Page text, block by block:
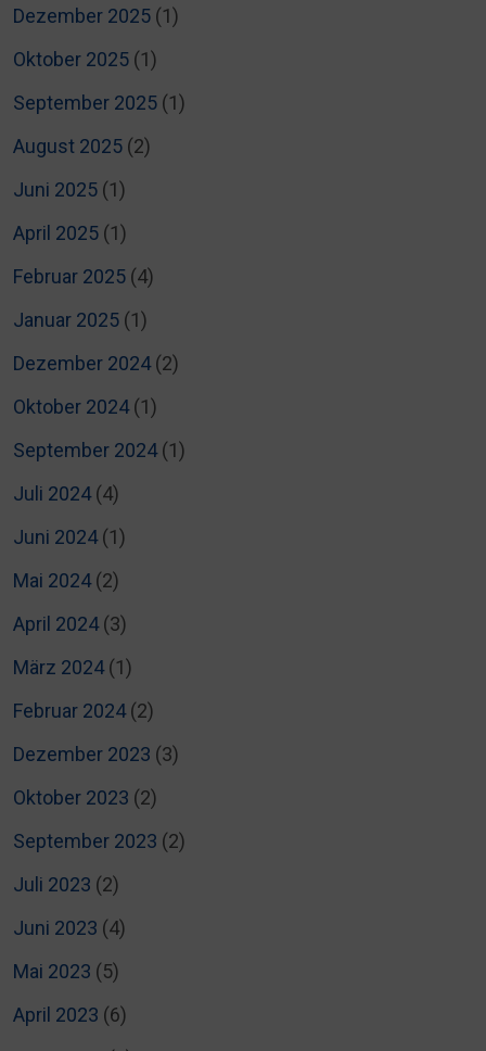
Dezember 2025 (1)
Oktober 2025 (1)
September 2025 (1)
August 2025 (2)
Juni 2025 (1)
April 2025 (1)
Februar 2025 (4)
Januar 2025 (1)
Dezember 2024(2)
Oktober 2024(1)
September 2024(1)
Juli 2024(4)
Juni 2024(1)
Mai 2024(2)
April 2024(3)
März 2024(1)
Februar 2024(2)
Dezember 2023 (3)
Oktober 2023 (2)
September 2023 (2)
Juli 2023 (2)
Juni 2023 (4)
Mai 2023 (5)
April 2023 (6)